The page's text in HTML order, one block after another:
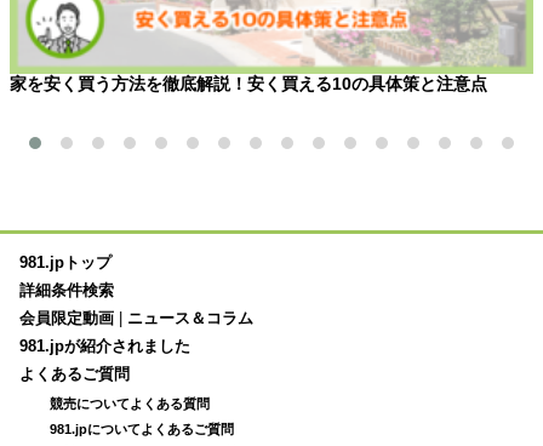
家を安く買う方法を徹底解説！安く買える10の具体策と注意点
981.jpトップ
詳細条件検索
会員限定動画
ニュース＆コラム
981.jpが紹介されました
よくあるご質問
競売についてよくある質問
981.jpについてよくあるご質問